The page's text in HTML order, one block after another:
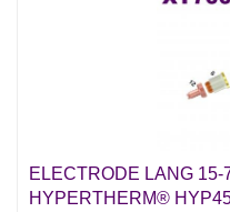
ELECTRODE LANG 15-
HYPERTHERM®